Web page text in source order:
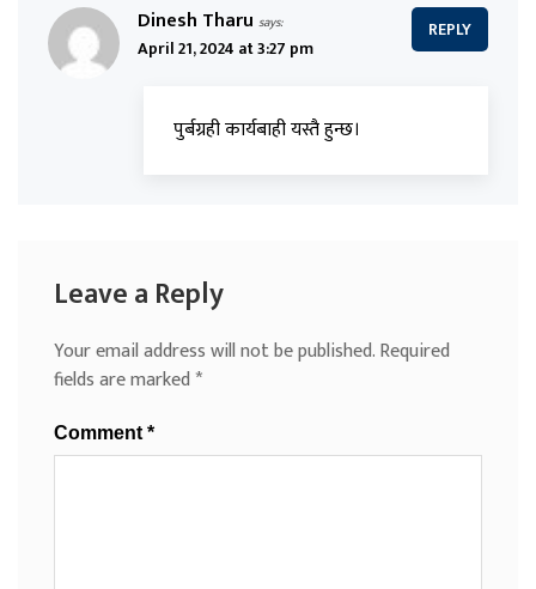
Dinesh Tharu says:
April 21, 2024 at 3:27 pm
पुर्बग्रही कार्यबाही यस्तै हुन्छ।
REPLY
Leave a Reply
Your email address will not be published.Required
fields are marked*
Comment *